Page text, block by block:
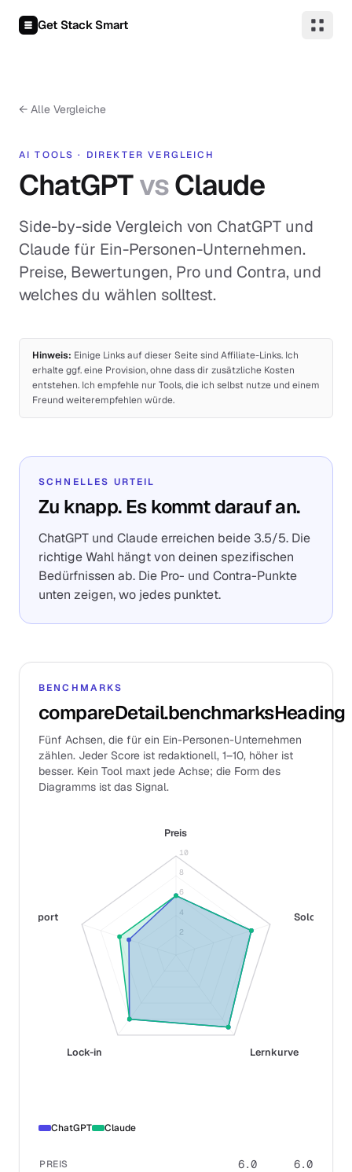
Get Stack Smart
← Alle Vergleiche
AI TOOLS · DIREKTER VERGLEICH
ChatGPTvsClaude
Side-by-side Vergleich von ChatGPT und
Claude für Ein-Personen-Unternehmen.
Preise, Bewertungen, Pro und Contra, und
welches du wählen solltest.
Hinweis: Einige Links auf dieser Seite sind Affiliate-Links. Ich
erhalte ggf. eine Provision, ohne dass dir zusätzliche Kosten
entstehen. Ich empfehle nur Tools, die ich selbst nutze und einem
Freund weiterempfehlen würde.
SCHNELLES URTEIL
Zu knapp. Es kommt darauf an.
ChatGPT und Claude erreichen beide 3.5/5. Die
richtige Wahl hängt von deinen spezifischen
Bedürfnissen ab. Die Pro- und Contra-Punkte
unten zeigen, wo jedes punktet.
BENCHMARKS
compareDetail.benchmarksHeading
Fünf Achsen, die für ein Ein-Personen-Unternehmen
zählen. Jeder Score ist redaktionell, 1–10, höher ist
besser. Kein Tool maxt jede Achse; die Form des
Diagramms ist das Signal.
2
4
6
8
10
Preis
Solo-Fit
Lernkurve
Lock-in
Support
ChatGPT Claude
PREIS 6.0 6.0